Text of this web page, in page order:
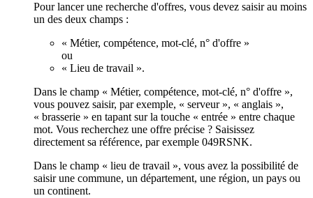
Pour lancer une recherche d'offres, vous devez saisir au moins
un des deux champs :
« Métier, compétence, mot-clé, n° d'offre »
ou
« Lieu de travail ».
Dans le champ « Métier, compétence, mot-clé, n° d'offre »,
vous pouvez saisir, par exemple, « serveur », « anglais »,
« brasserie » en tapant sur la touche « entrée » entre chaque
mot. Vous recherchez une offre précise ? Saisissez
directement sa référence, par exemple 049RSNK.
Dans le champ « lieu de travail », vous avez la possibilité de
saisir une commune, un département, une région, un pays ou
un continent.